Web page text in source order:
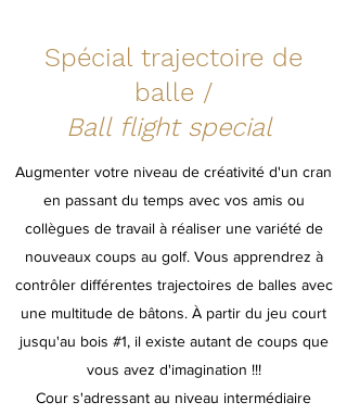
Spécial trajectoire de
balle /
Ball flight special
Augmenter votre niveau de créativité d'un cran
en passant du temps avec vos amis ou
collègues de travail à réaliser une variété de
nouveaux coups au golf. Vous apprendrez à
contrôler différentes trajectoires de balles avec
une multitude de bâtons. À partir du jeu court
jusqu'au bois #1, il existe autant de coups que
vous avez d'imagination !!!
Cour s'adressant au niveau intermédiaire